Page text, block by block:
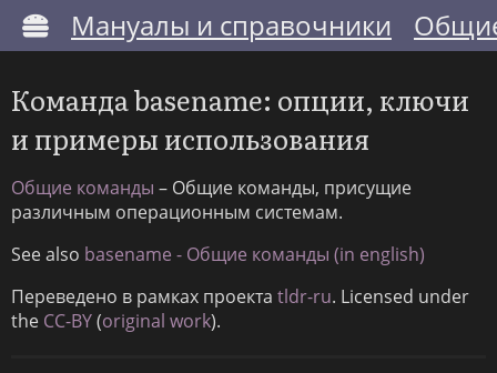
Мануалы и справочники
Команда basename: опции, ключи
и примеры использования
Общие команды – Общие команды, присущие
различным операционным системам.
See also basename - Общие команды (in english)
Переведено в рамках проекта tldr-ru. Licensed under
the CC-BY(original work).